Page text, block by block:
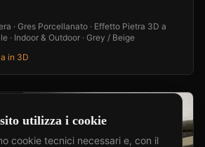
· Gres Porcellanato · Effetto Pietra 3D a
· Indoor & Outdoor · Grey / Beige
in 3D
utilizza i cookie
cookie tecnici necessari e, con il